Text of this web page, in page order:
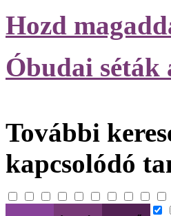
Hozd
Óbudai séták
További
kapcsolódó